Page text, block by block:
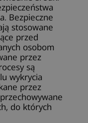
Bezpieczne
stosowane
przed
osobom
przez
są
wykrycia
przez
do których